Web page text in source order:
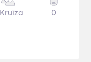
0